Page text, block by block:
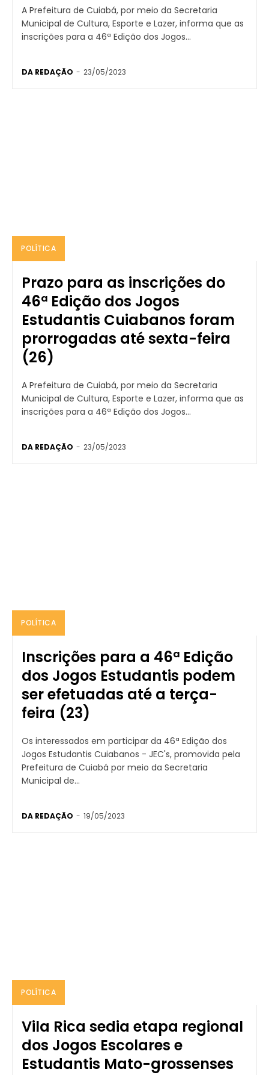
A Prefeitura de Cuiabá, por meio da Secretaria
Municipal de Cultura, Esporte e Lazer, informa que as
inscrições para a 46ª Edição dos Jogos...
DA REDAÇÃO - 23/05/2023
POLÍTICA
Prazo para as inscrições do
46ª Edição dos Jogos
Estudantis Cuiabanos foram
prorrogadas até sexta-feira
(26)
A Prefeitura de Cuiabá, por meio da Secretaria
Municipal de Cultura, Esporte e Lazer, informa que as
inscrições para a 46ª Edição dos Jogos...
DA REDAÇÃO - 23/05/2023
POLÍTICA
Inscrições para a 46ª Edição
dos Jogos Estudantis podem
ser efetuadas até a terça-
feira (23)
Os interessados em participar da 46ª Edição dos
Jogos Estudantis Cuiabanos - JEC's, promovida pela
Prefeitura de Cuiabá por meio da Secretaria
Municipal de...
DA REDAÇÃO - 19/05/2023
POLÍTICA
Vila Rica sedia etapa regional
dos Jogos Escolares e
Estudantis Mato-grossenses